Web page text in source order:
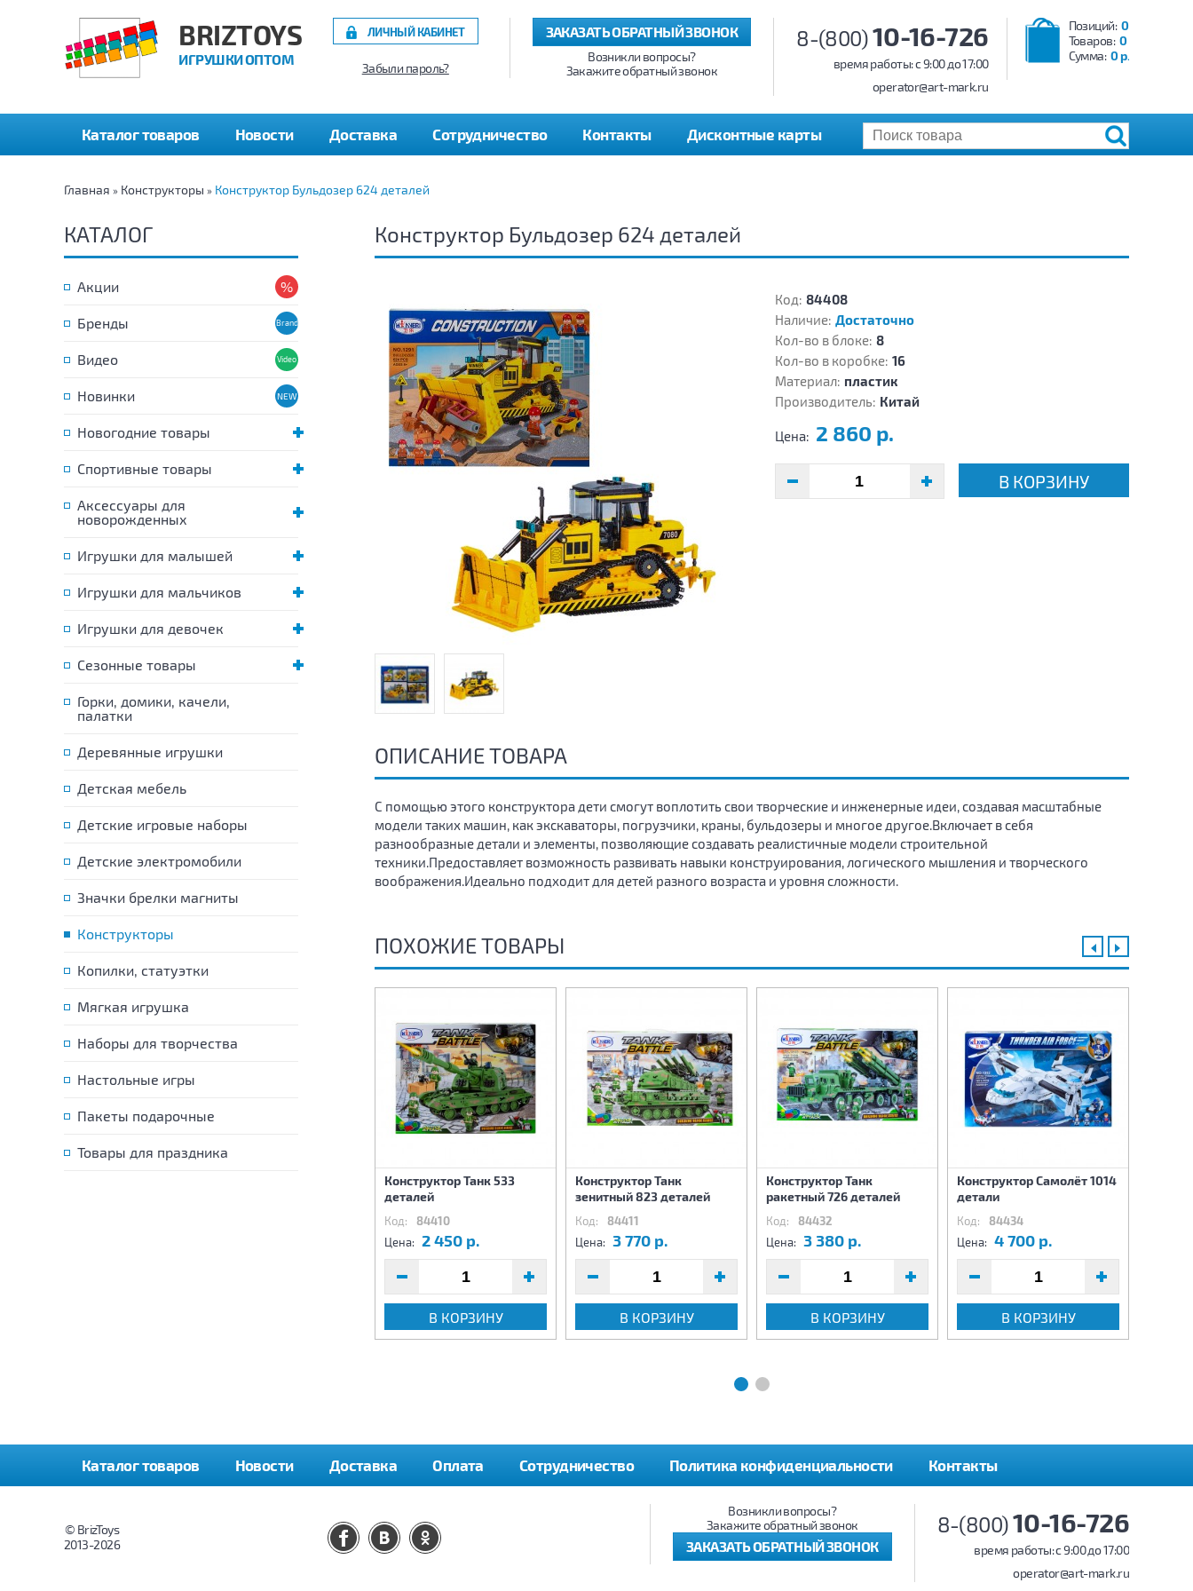
BRIZTOYS
ИГРУШКИ ОПТОМ
Позиций: 0
Товаров: 0
Сумма: 0 р.
8-(800)10-16-726
время работы: c 9:00 до 17:00
operator@art-mark.ru
ЗАКАЗАТЬ ОБРАТНЫЙ ЗВОНОК
Возникли вопросы?
Закажите обратный звонок
ЛИЧНЫЙ КАБИНЕТ
Забыли пароль?
Каталог товаров Новости Доставка Сотрудничество Контакты Дисконтные карты
Главная » Конструкторы » Конструктор Бульдозер 624 деталей
КАТАЛОГ
Акции
Бренды
Видео
Новинки
Новогодние товары
Спортивные товары
Аксессуары для
новорожденных
Игрушки для малышей
Игрушки для мальчиков
Игрушки для девочек
Сезонные товары
Горки, домики, качели,
палатки
Деревянные игрушки
Детская мебель
Детские игровые наборы
Детские электромобили
Значки брелки магниты
Конструкторы
Копилки, статуэтки
Мягкая игрушка
Наборы для творчества
Настольные игры
Пакеты подарочные
Товары для праздника
Конструктор Бульдозер 624 деталей
Код: 84408
Наличие: Достаточно
Кол-во в блоке: 8
Кол-во в коробке: 16
Материал: пластик
Производитель: Китай
Цена: 2 860 р.
В КОРЗИНУ
ОПИСАНИЕ ТОВАРА
С помощью этого конструктора дети смогут воплотить свои творческие и инженерные идеи, создавая масштабные
модели таких машин, как экскаваторы, погрузчики, краны, бульдозеры и многое другое.Включает в себя
разнообразные детали и элементы, позволяющие создавать реалистичные модели строительной
техники.Предоставляет возможность развивать навыки конструирования, логического мышления и творческого
воображения.Идеально подходит для детей разного возраста и уровня сложности.
ПОХОЖИЕ ТОВАРЫ
Конструктор Танк 533
деталей
Код: 84410
Цена: 2 450 р.
В КОРЗИНУ
Конструктор Танк
зенитный 823 деталей
Код: 84411
Цена: 3 770 р.
В КОРЗИНУ
Конструктор Танк
ракетный 726 деталей
Код: 84432
Цена: 3 380 р.
В КОРЗИНУ
Конструктор Самолёт 1014
детали
Код: 84434
Цена: 4 700 р.
В КОРЗИНУ
Каталог товаров Новости Доставка Оплата Сотрудничество Политика конфиденциальности Контакты
8-(800)10-16-726
время работы: c 9:00 до 17:00
operator@art-mark.ru
Возникли вопросы?
Закажите обратный звонок
ЗАКАЗАТЬ ОБРАТНЫЙ ЗВОНОК
© BrizToys
2013-2026